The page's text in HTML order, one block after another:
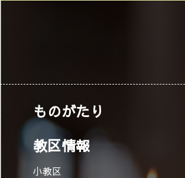
ものがたり
教区情報
小教区